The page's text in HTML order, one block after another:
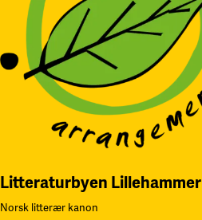
Litteraturbyen Lillehammer
Norsk litterær kanon